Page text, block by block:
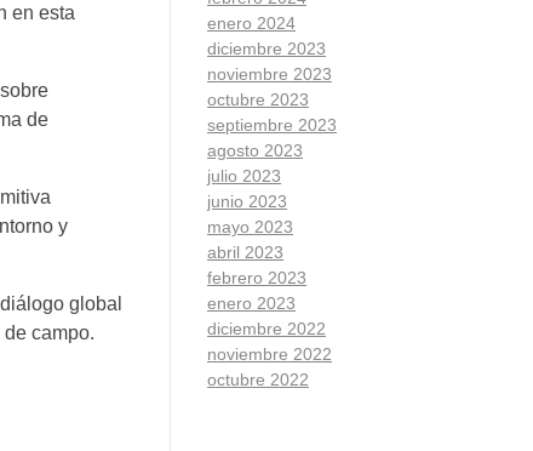
en esta
de
y
global
campo.
enero 2024
diciembre 2023
noviembre 2023
octubre 2023
septiembre 2023
agosto 2023
julio 2023
junio 2023
mayo 2023
abril 2023
febrero 2023
enero 2023
diciembre 2022
noviembre 2022
octubre 2022